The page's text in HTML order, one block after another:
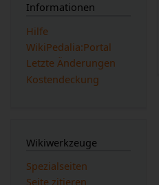
Informationen
Hilfe
WikiPedalia:Portal
Letzte Änderungen
Kostendeckung
Wikiwerkzeuge
Spezialseiten
Seite zitieren